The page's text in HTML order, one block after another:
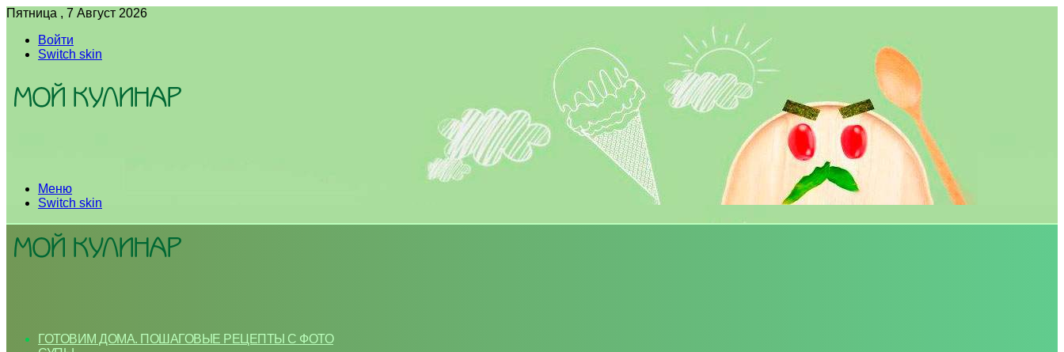
Пятница , 7 Август 2026
Войти
Switch skin
Меню
Switch skin
ГОТОВИМ ДОМА. ПОШАГОВЫЕ РЕЦЕПТЫ С ФОТО